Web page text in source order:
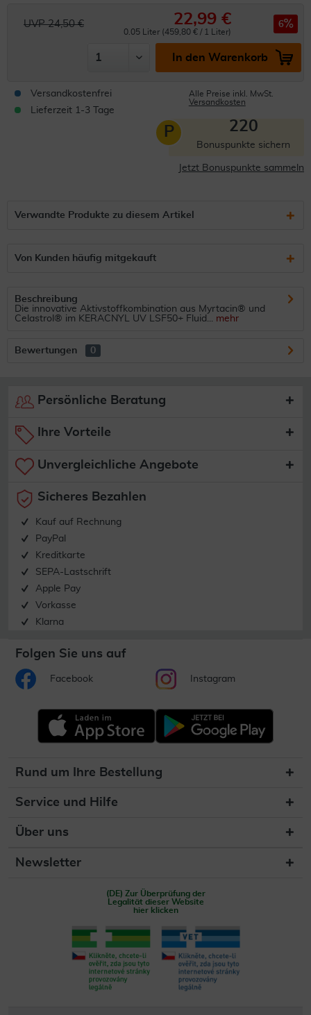
UVP 24,50 € 22,99 €
0.05 Liter (459,80 € / 1 Liter)
6
In den Warenkorb
Versandkostenfrei
Lieferzeit 1-3 Tage
Alle Preise inkl. MwSt.
Versandkosten
P 220
Bonuspunkte sichern
Jetzt Bonuspunkte sammeln
Verwandte Produkte zu diesem Artikel
Von Kunden häufig mitgekauft
Beschreibung
Die innovative Aktivstoffkombination aus Myrtacin® und
Celastrol® im KERACNYL UV LSF50+ Fluid... mehr
Bewertungen 0
Persönliche Beratung
Ihre Vorteile
Unvergleichliche Angebote
Sicheres Bezahlen
Kauf auf Rechnung
PayPal
Kreditkarte
SEPA-Lastschrift
Apple Pay
Vorkasse
Klarna
Folgen Sie uns auf
Facebook Instagram
Rund um Ihre Bestellung
Service und Hilfe
Über uns
Newsletter
(DE) Zur Überprüfung der
Legalität dieser Website
hier klicken